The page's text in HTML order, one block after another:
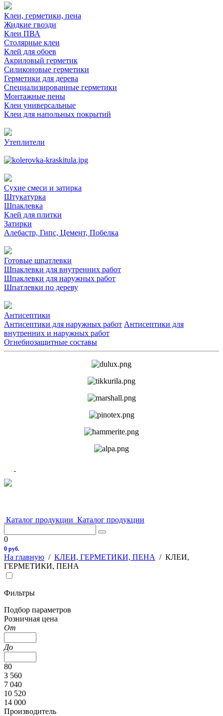
Клеи, герметики, пена
Жидкие гвозди
Клеи ПВА
Столярные клеи
Клей для обоев
Акриловый герметик
Силиконовые герметики
Герметики для дерева
Специализированные герметики
Монтажные пены
Клеи универсальные
Клеи для напольных покрытий
Утеплители
Сухие смеси и затирка
Штукатурка
Шпаклевка
Клей для плитки
Затирки
Алебастр, Гипс, Цемент, Побелка
Готовые шпатлевки
Шпаклевки для внутренних работ
Шпаклевки для наружных работ
Шпатлевки по дереву
Антисептики
Антисептики для наружных работ Антисептики для
внутренних и наружных работ
Огнебиозащитные составы
Каталог продукции Каталог продукции
0
0 руб.
На главную / КЛЕИ, ГЕРМЕТИКИ, ПЕНА / КЛЕИ,
ГЕРМЕТИКИ, ПЕНА
Фильтры
Подбор параметров
Розничная цена
От
До
80
3 560
7 040
10 520
14 000
Производитель